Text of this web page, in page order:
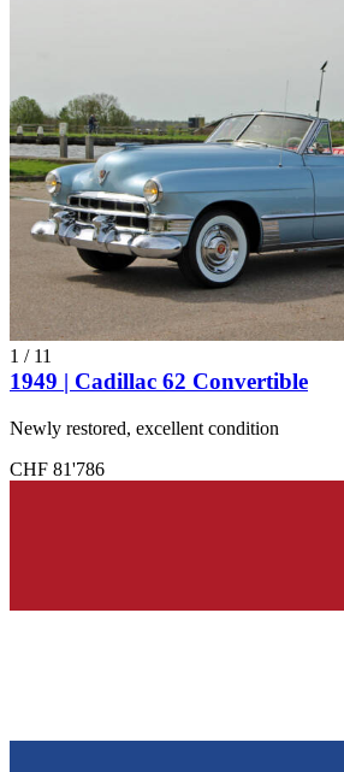
1 / 11
1949 | Cadillac 62 Convertible
Newly restored, excellent condition
CHF 81'786